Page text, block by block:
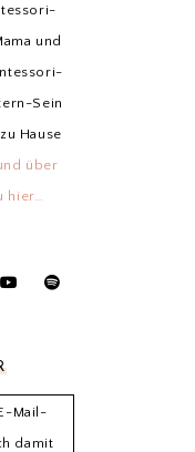
und
Sein
Hause
über
hier…
Mail-
damit